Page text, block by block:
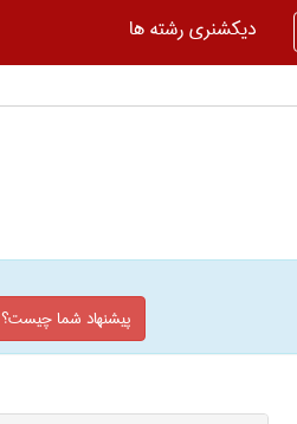
دیکشنری رشته ها
پیشنهاد شما چیست؟